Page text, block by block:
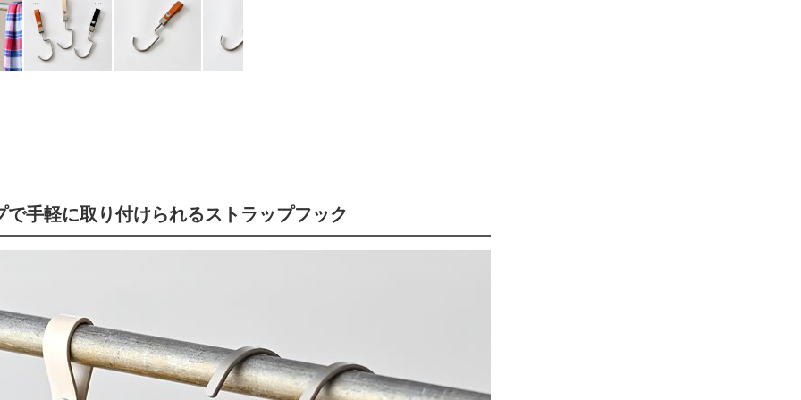
で手軽に取り付けられるストラップフック